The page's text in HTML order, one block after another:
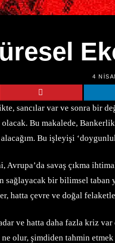
4
sancılar var ve sonra bir
olacak. Bu makalede,
Bu işleyişi
savaş çıkma
sağlayacak bir bilimsel
hatta çevre ve doğal
ve hatta daha fazla kriz
olur, şimdiden tahmin